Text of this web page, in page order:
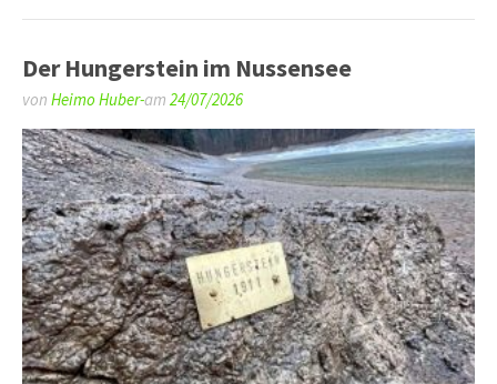
Der Hungerstein im Nussensee
von Heimo Huber-am 24/07/2026